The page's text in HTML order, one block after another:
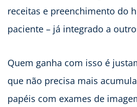
receitas e preenchimento do
paciente – já integrado a
Quem ganha com isso é
que não precisa mais
papéis com exames de